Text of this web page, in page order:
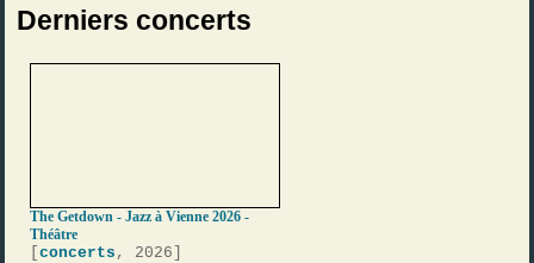
Derniers concerts
The Getdown - Jazz à Vienne 2026 -
Théâtre
[concerts , 2026]